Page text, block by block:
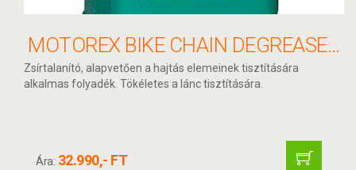
MOTOREX BIKE CHAIN DEGREASER LÁNCMOSÓ FOLYADÉK 5 L
Zsírtalanító, alapvetően a hajtás elemeinek tisztítására
alkalmas folyadék. Tökéletes a lánc tisztítására.
Ára: 32.990,- FT